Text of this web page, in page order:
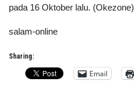
pada 16 Oktober lalu. (Okezone)
salam-online
Sharing:
Email